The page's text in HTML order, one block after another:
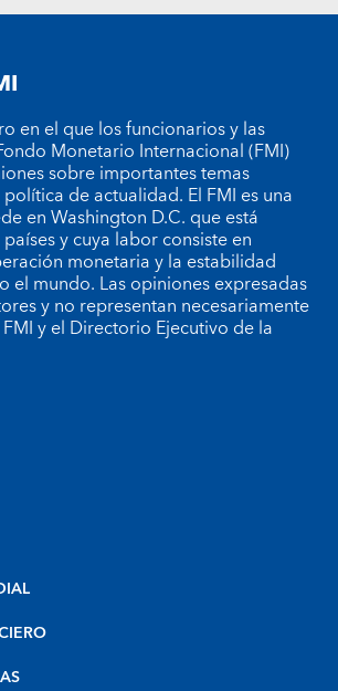
en el que los funcionarios y las
Monetario Internacional (FMI)
sobre importantes temas
de actualidad. El FMI es una
en Washington D.C. que está
y cuya labor consiste en
monetaria y la estabilidad
el mundo. Las opiniones expresadas
y no representan necesariamente
y el Directorio Ejecutivo de la